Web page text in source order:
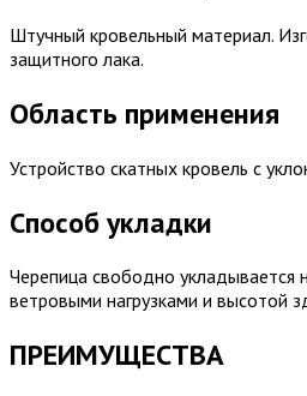
Штучный кровельный материал.
защитного лака.
Область применения
Устройство скатных кровель с
Способ укладки
Черепица свободно укладывается
ветровыми нагрузками и высотой
ПРЕИМУЩЕСТВА